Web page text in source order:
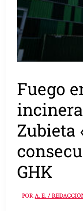
Fuego
Zubieta
GHK
PORA. E. /